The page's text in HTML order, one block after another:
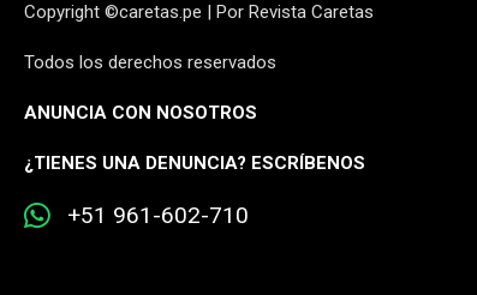
Copyright ©caretas.pe | Por Revista Caretas
Todos los derechos reservados
ANUNCIA CON NOSOTROS
¿TIENES UNA DENUNCIA? ESCRÍBENOS
+51 961-602-710